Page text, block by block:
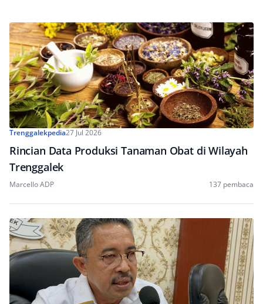
Trenggalekpedia27 Jul 2026
Rincian Data Produksi Tanaman Obat di Wilayah
Trenggalek
Marcello ADP 137 pembaca